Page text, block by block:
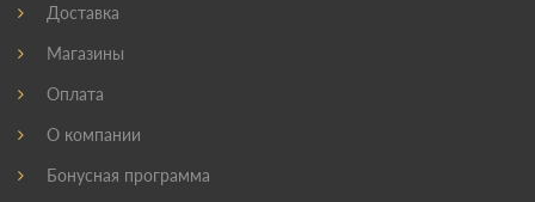
Доставка
Магазины
Оплата
О компании
Бонусная программа